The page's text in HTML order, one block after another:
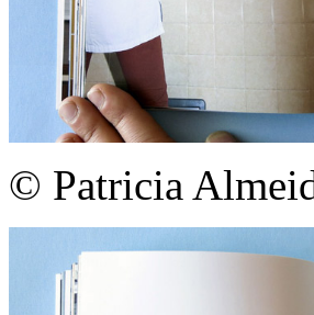
© Patricia